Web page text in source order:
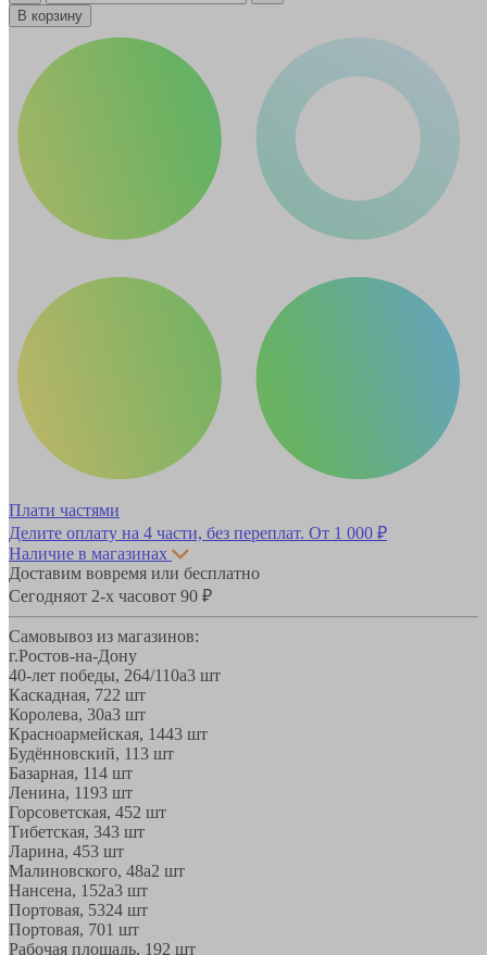
В корзину
Плати частями
Делите оплату на 4 части, без переплат. От 1 000 ₽
Наличие в магазинах
Доставим вовремя или бесплатно
Сегодняот 2-х часовот 90 ₽
Самовывоз из магазинов:
г.Ростов-на-Дону
40-лет победы, 264/110а3 шт
Каскадная, 722 шт
Королева, 30а3 шт
Красноармейская, 1443 шт
Будённовский, 113 шт
Базарная, 114 шт
Ленина, 1193 шт
Горсоветская, 452 шт
Тибетская, 343 шт
Ларина, 453 шт
Малиновского, 48а2 шт
Нансена, 152а3 шт
Портовая, 5324 шт
Портовая, 701 шт
Рабочая площадь, 192 шт